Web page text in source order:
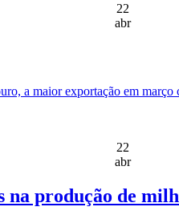
22
abr
a maior exportação em
22
abr
produção de